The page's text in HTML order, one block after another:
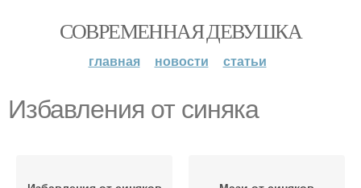
СОВРЕМЕННАЯ ДЕВУШКА
главная новости статьи
Избавления от синяка